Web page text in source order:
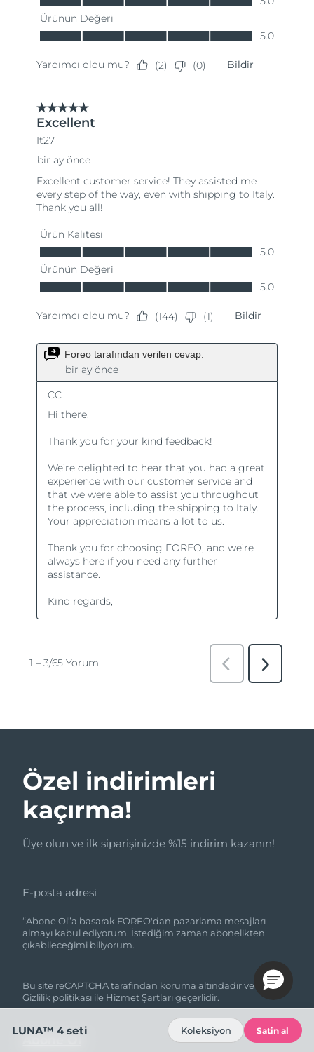
Özel indirimleri
kaçırma!
Üye olun ve ilk siparişinizde %15 indirim kazanın!
E-posta adresi
“Abone Ol”a basarak FOREO'dan pazarlama mesajları
almayı kabul ediyorum. İstediğim zaman abonelikten
çıkabileceğimi biliyorum.
Bu site reCAPTCHA tarafından koruma altındadır ve Google
Gizlilik politikası ile Hizmet Şartlarıgeçerlidir.
LUNA™ 4 seti Koleksiyon Satin al